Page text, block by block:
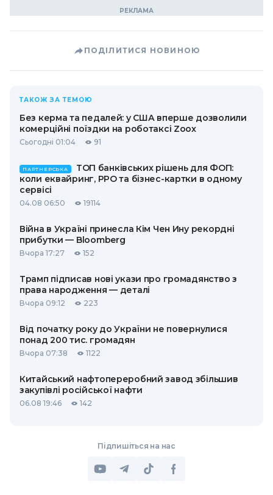
ПОДІЛИТИСЯ НОВИНОЮ
ТАКОЖ ЗА ТЕМОЮ
Без керма та педалей: у США вперше дозволили
комерційні поїздки на роботаксі Zoox
Сьогодні 01:04 91
ПАРТНЕРСЬКА
ТОП банківських рішень для ФОП:
коли еквайринг, РРО та бізнес-картки в одному
сервісі
04.08 06:50 19114
Війна в Україні принесла Кім Чен Ину рекордні
прибутки — Bloomberg
Вчора 17:27 152
Трамп підписав нові укази про громадянство з
права народження — деталі
Вчора 09:12 223
Від початку року до України не повернулися
понад 200 тис. громадян
Вчора 07:38 1122
Китайський нафтопереробний завод збільшив
закупівлі російської нафти
06.08 19:46 142
Підпишіться на нас